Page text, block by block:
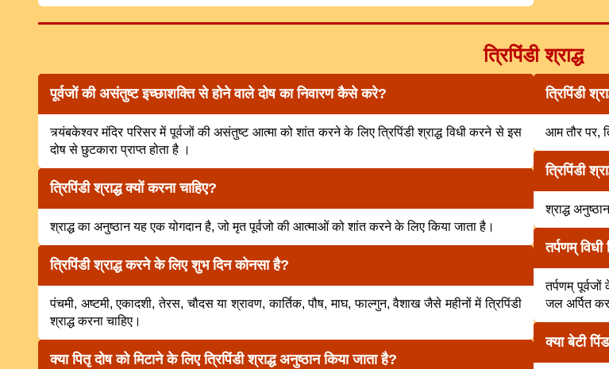
त्रिपिंडी श्राद्ध
पूर्वजों की असंतुष्ट इच्छाशक्ति से होने वाले दोष का निवारण कैसे करे?
त्र्यंबकेश्वर मंदिर परिसर में पूर्वजों की असंतुष्ट आत्मा को शांत करने के लिए त्रिपिंडी श्राद्ध विधी करने से इस
दोष से छुटकारा प्राप्त होता है ।
त्रिपिंडी श्राद्ध क्यों करना चाहिए?
श्राद्ध का अनुष्ठान यह एक योगदान है, जो मृत पूर्वजो की आत्माओं को शांत करने के लिए किया जाता है।
त्रिपिंडी श्राद्ध करने के लिए शुभ दिन कोनसा है?
पंचमी, अष्टमी, एकादशी, तेरस, चौदस या श्रावण, कार्तिक, पौष, माघ, फाल्गुन, वैशाख जैसे महीनों में त्रिपिंडी
श्राद्ध करना चाहिए।
क्या पितृ दोष को मिटाने के लिए त्रिपिंडी श्राद्ध अनुष्ठान किया जाता है?
त्रिपिंडी
आम तौर पर,
त्रिपिंडी
श्राद्ध
तर्पणम्
तर्पणम्
जल अर्पित
क्या बेटी